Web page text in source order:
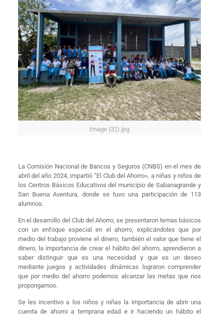
Image (32).jpg
La Comisión Nacional de Bancos y Seguros (CNBS) en el mes de
abril del año 2024, impartió “El Club del Ahorro», a niñas y niños de
los Centros Básicos Educativos del municipio de Sabanagrande y
San Buena Aventura, donde se tuvo una participación de 113
alumnos.
En el desarrollo del Club del Ahorro, se presentaron temas básicos
con un enfoque especial en el ahorro, explicándoles que por
medio del trabajo proviene el dinero, también el valor que tiene el
dinero, la importancia de crear el hábito del ahorro, aprendieron a
saber distinguir que es una necesidad y que es un deseo
mediante juegos y actividades dinámicas lograron comprender
que por medio del ahorro podemos alcanzar las metas que nos
propongamos.
Se les incentivo a los niños y niñas la importancia de abrir una
cuenta de ahorro a temprana edad e ir haciendo un hábito el